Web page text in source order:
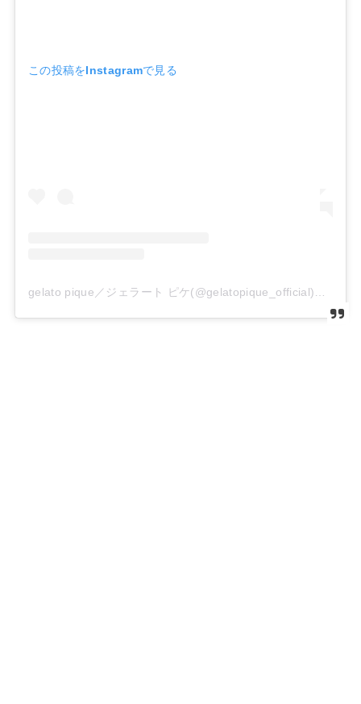
この投稿をInstagramで見る
gelato pique／ジェラート ピケ(@gelatopique_official)がシェアした投稿